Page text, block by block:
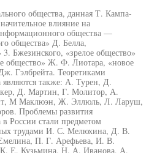
общества, данная Т. Кампа-
влияние на
общества —
общества» Д. Белла,
Бжезинского, «зрелое общество»
общество» Ж. Ф. Лиотара, «новое
Гэлбрейта. Теоретиками
также: А. Турен, Д.
Д. Мартин, Г. Молитор, А.
М Маклюэн, Ж. Эллюль, Л. Ларуш,
Проблемы развития
России стали предметом
трудами И. С. Мелюхина, Д. В.
П. Г. Арефьева, И. В.
Е. Кузьмина, Н. А. Иванова, А.